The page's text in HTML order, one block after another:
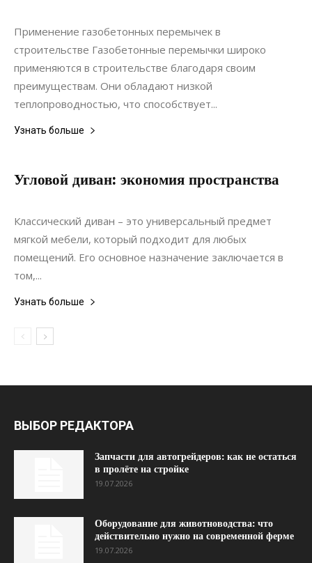
Применение газобетонных перемычек в
строительстве Газобетонные перемычки широко
применяются в строительстве благодаря своим
преимуществам. Они обладают низкой
теплопроводностью, что способствует...
Узнать больше
Угловой диван: экономия пространства
19.07.2022
Классический диван – это универсальный предмет
мягкой мебели, который подходит для любых
помещений. Его основное назначение заключается в
том,...
Узнать больше
ВЫБОР РЕДАКТОРА
Запчасти для автогрейдеров: как не остаться
в пролёте на стройке
19.07.2026
Оборудование для животноводства: что
действительно нужно на современной ферме
19.07.2026